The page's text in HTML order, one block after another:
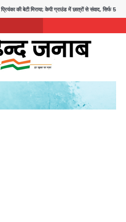
केपी ग्राउंड में छात्रों से संवाद, सिर्फ 5 हजार मौजूद